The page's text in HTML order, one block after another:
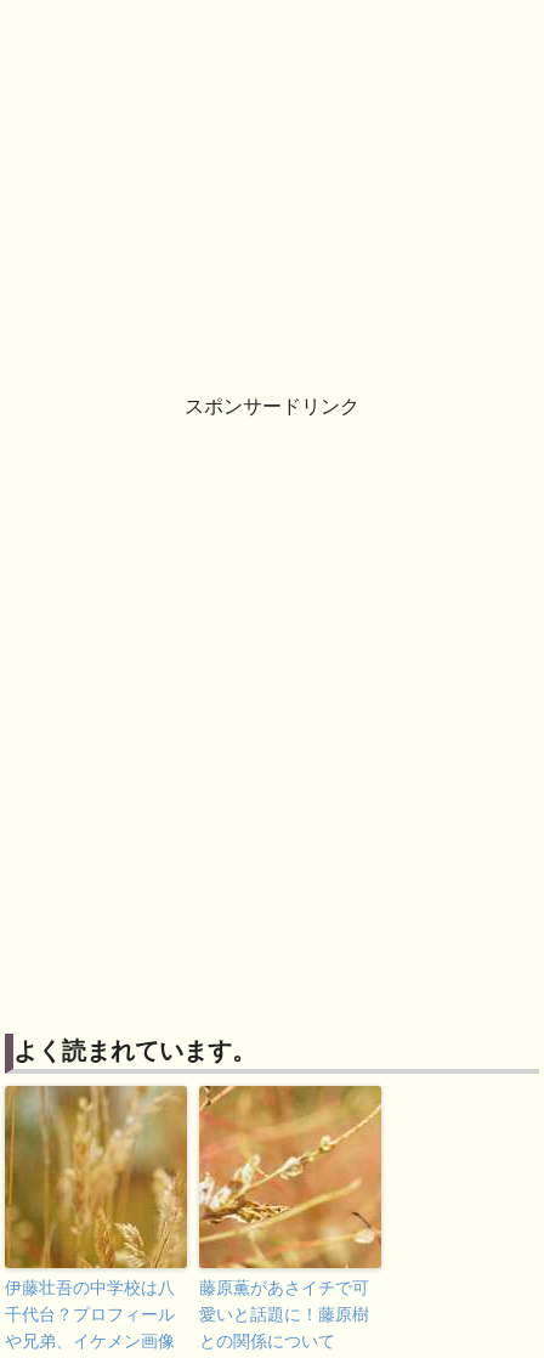
スポンサードリンク
よく読まれています。
伊藤壮吾の中学校は八
千代台？プロフィール
や兄弟、イケメン画像
藤原薫があさイチで可
愛いと話題に！藤原樹
との関係について